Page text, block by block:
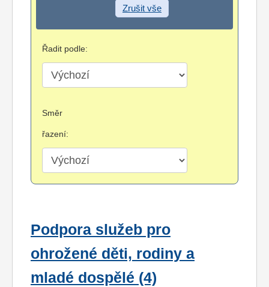
Zrušit vše
Řadit podle:
Směr
řazení:
Podpora služeb pro
ohrožené děti, rodiny a
mladé dospělé (4)